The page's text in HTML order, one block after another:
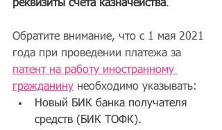
реквизиты счета казначейства.
Обратите внимание, что с 1 мая 2021
года при проведении платежа за
патент на работу иностранному
гражданину необходимо указывать:
Новый БИК банка получателя
средств (БИК ТОФК).